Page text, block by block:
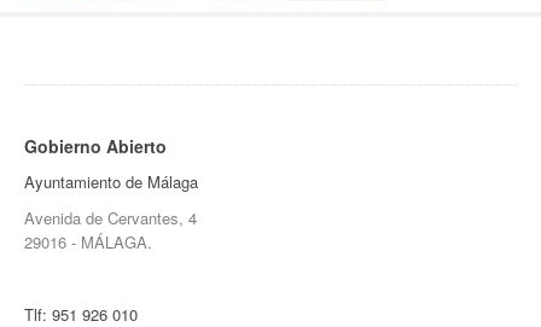
Gobierno Abierto
Ayuntamiento de Málaga
Avenida de Cervantes, 4
29016 - MÁLAGA.
Tlf: 951 926 010